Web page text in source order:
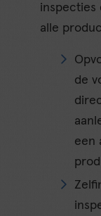
inspecties
alle
de
een